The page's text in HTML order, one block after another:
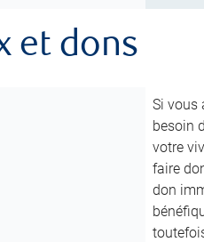
et dons
Si vous
besoin
votre
faire
don